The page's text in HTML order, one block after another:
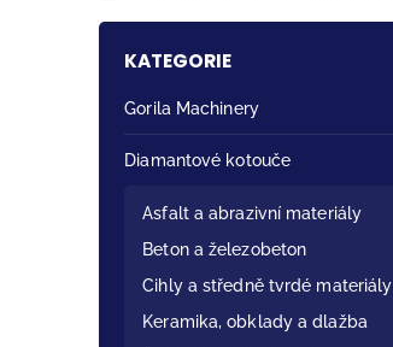
KATEGORIE
Gorila Machinery
Diamantové kotouče
Asfalt a abrazivní materiály
Beton a železobeton
Cihly a středně tvrdé materiály
Keramika, obklady a dlažba